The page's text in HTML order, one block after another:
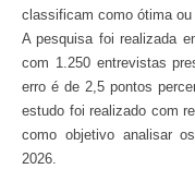
classificam como ótima ou
A pesquisa foi realizada
com 1.250 entrevistas
erro é de 2,5 pontos
estudo foi realizado com
como objetivo analisar
2026.